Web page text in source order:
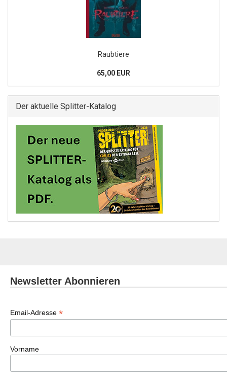
Raubtiere
65,00 EUR
Der aktuelle Splitter-Katalog
Newsletter Abonnieren
Email-Adresse *
Vorname